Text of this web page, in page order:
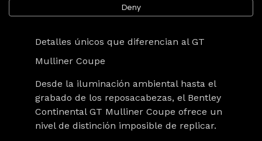
exclusividad y atención al detalle.
Detalles únicos que diferencian al GT
Mulliner Coupe
Desde la iluminación ambiental hasta el
grabado de los reposacabezas, el Bentley
Continental GT Mulliner Coupe ofrece un
nivel de distinción imposible de replicar.
Deny